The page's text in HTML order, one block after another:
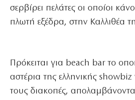
σερβίρει πελάτες οι οποίοι
πλωτή εξέδρα, στην Καλλιθέα
Πρόκειται για beach bar το
αστέρια της ελληνικής showbiz
τους διακοπές,